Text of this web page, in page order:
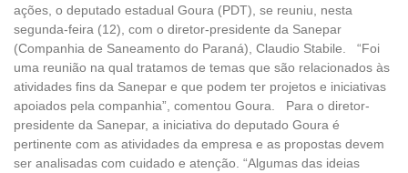
ações, o deputado estadual Goura (PDT), se reuniu, nesta
segunda-feira (12), com o diretor-presidente da Sanepar
(Companhia de Saneamento do Paraná), Claudio Stabile. “Foi
uma reunião na qual tratamos de temas que são relacionados às
atividades fins da Sanepar e que podem ter projetos e iniciativas
apoiados pela companhia”, comentou Goura. Para o diretor-
presidente da Sanepar, a iniciativa do deputado Goura é
pertinente com as atividades da empresa e as propostas devem
ser analisadas com cuidado e atenção. “Algumas das ideias